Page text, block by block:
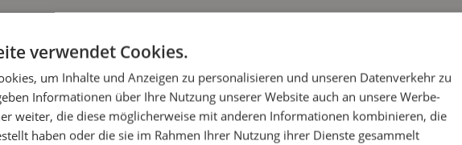
verwendet Cookies.
um Inhalte und Anzeigen zu personalisieren und unseren Datenverkehr zu
Informationen über Ihre Nutzung unserer Website auch an unsere Werbe-
weiter, die diese möglicherweise mit anderen Informationen kombinieren, die
haben oder die sie im Rahmen Ihrer Nutzung ihrer Dienste gesammelt